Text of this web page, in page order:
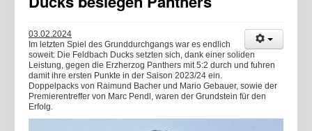
03.02.2024
Im letzten Spiel des Grunddurchgangs war es endlich
soweit: Die Feldbach Ducks setzten sich, dank einer soliden
Leistung, gegen die Erzherzog Panthers mit 5:2 durch und fuhren
damit ihre ersten Punkte in der Saison 2023/24 ein.
Doppelpacks von Raimund Bacher und Mario Gebauer, sowie der
Premierentreffer von Marc Pendl, waren der Grundstein für den
Erfolg.